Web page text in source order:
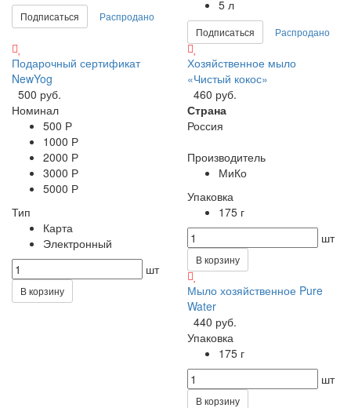
Подписаться Распродано
5 л
Подписаться Распродано
Подарочный сертификат
NewYog
500 руб.
Номинал
500 Р
1000 Р
2000 Р
3000 Р
5000 Р
Тип
Карта
Электронный
шт
В корзину
Хозяйственное мыло
«Чистый кокос»
460 руб.
Страна
Россия
Производитель
МиКо
Упаковка
175 г
шт
В корзину
Мыло хозяйственное Pure
Water
440 руб.
Упаковка
175 г
шт
В корзину